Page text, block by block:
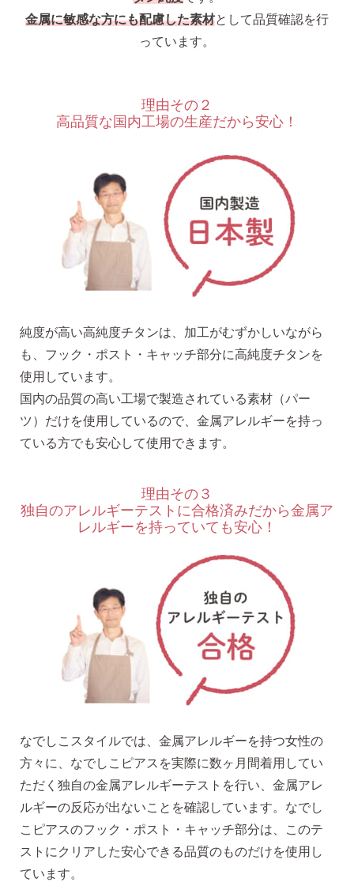
金属に敏感な方にも配慮した素材として品質確認を行
っています。
理由その２
高品質な国内工場の生産だから安心！
純度が高い高純度チタンは、加工がむずかしいながら
も、フック・ポスト・キャッチ部分に高純度チタンを
使用しています。
国内の品質の高い工場で製造されている素材（パー
ツ）だけを使用しているので、金属アレルギーを持っ
ている方でも安心して使用できます。
理由その３
独自のアレルギーテストに合格済みだから金属ア
レルギーを持っていても安心！
なでしこスタイルでは、金属アレルギーを持つ女性の
方々に、なでしこピアスを実際に数ヶ月間着用してい
ただく独自の金属アレルギーテストを行い、金属アレ
ルギーの反応が出ないことを確認しています。なでし
こピアスのフック・ポスト・キャッチ部分は、このテ
ストにクリアした安心できる品質のものだけを使用し
ています。